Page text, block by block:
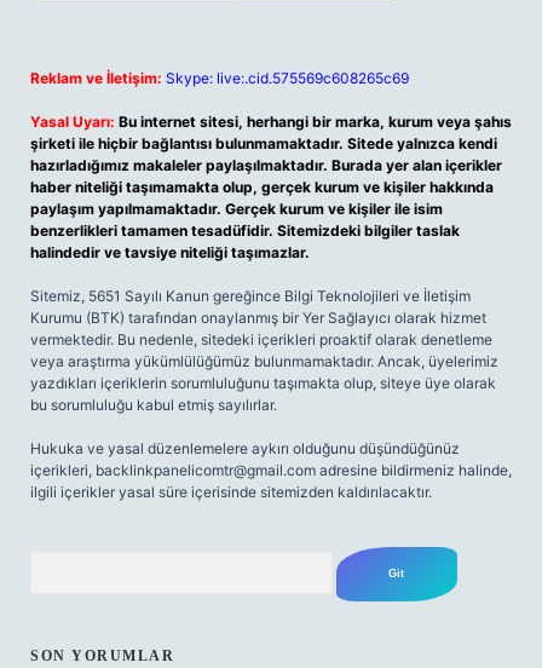
Reklam ve İletişim: Skype: live:.cid.575569c608265c69
Yasal Uyarı: Bu internet sitesi, herhangi bir marka, kurum veya şahıs
şirketi ile hiçbir bağlantısı bulunmamaktadır. Sitede yalnızca kendi
hazırladığımız makaleler paylaşılmaktadır. Burada yer alan içerikler
haber niteliği taşımamakta olup, gerçek kurum ve kişiler hakkında
paylaşım yapılmamaktadır. Gerçek kurum ve kişiler ile isim
benzerlikleri tamamen tesadüfidir. Sitemizdeki bilgiler taslak
halindedir ve tavsiye niteliği taşımazlar.
Sitemiz, 5651 Sayılı Kanun gereğince Bilgi Teknolojileri ve İletişim
Kurumu (BTK) tarafından onaylanmış bir Yer Sağlayıcı olarak hizmet
vermektedir. Bu nedenle, sitedeki içerikleri proaktif olarak denetleme
veya araştırma yükümlülüğümüz bulunmamaktadır. Ancak, üyelerimiz
yazdıkları içeriklerin sorumluluğunu taşımakta olup, siteye üye olarak
bu sorumluluğu kabul etmiş sayılırlar.
Hukuka ve yasal düzenlemelere aykırı olduğunu düşündüğünüz
içerikleri, backlinkpanelicomtr@gmail.com adresine bildirmeniz halinde,
ilgili içerikler yasal süre içerisinde sitemizden kaldırılacaktır.
SON YORUMLAR